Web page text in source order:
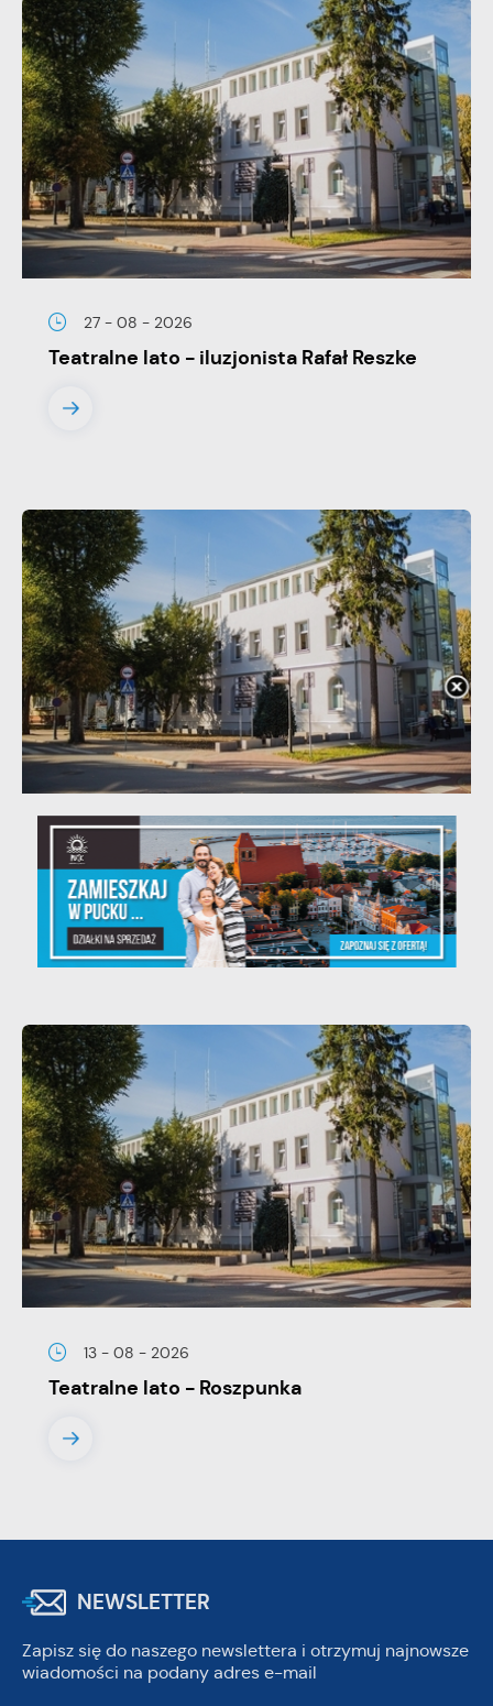
27 - 08 - 2026
Teatralne lato - iluzjonista Rafał Reszke
20 - 08 - 2026
Teatralne lato - Zdrowo i kolorowo
13 - 08 - 2026
Teatralne lato - Roszpunka
NEWSLETTER
Zapisz się do naszego newslettera i otrzymuj najnowsze
wiadomości na podany adres e-mail
Promocyjne pliki cookies służą do prezentowania Ci naszych
komunikatów na podstawie analizy Twoich upodobań oraz
Twoich zwyczajów dotyczących przeglądanej witryny
internetowej. Treści promocyjne mogą pojawić się na
stronach podmiotów trzecich lub firm będących naszymi
partnerami oraz innych dostawców usług. Firmy te działają w
charakterze pośredników prezentujących nasze treści w
postaci wiadomości, ofert, komunikatów mediów
społecznościowych.
Więcej